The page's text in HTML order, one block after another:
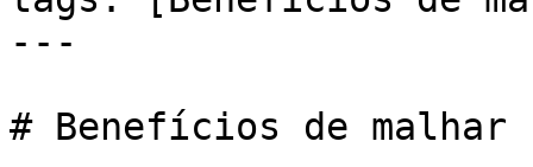
---
# Benefícios de malhar